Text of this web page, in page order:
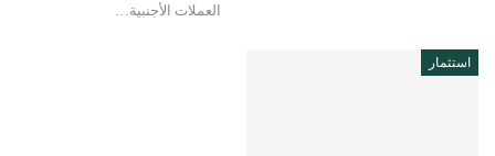
العملات الأجنبية…
استثمار